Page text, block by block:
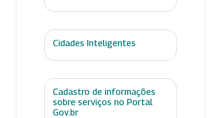
Cidades Inteligentes
Cadastro de informações
sobre serviços no Portal
Gov.br